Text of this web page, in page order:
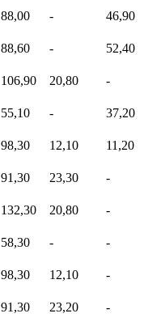
88,00 -
46,90
88,60 -
52,40
106,90 20,80
-
55,10 -
37,20
98,30 12,10
11,20
91,30 23,30
-
132,30 20,80
-
58,30 -
-
98,30 12,10
-
91,30 23,20
-